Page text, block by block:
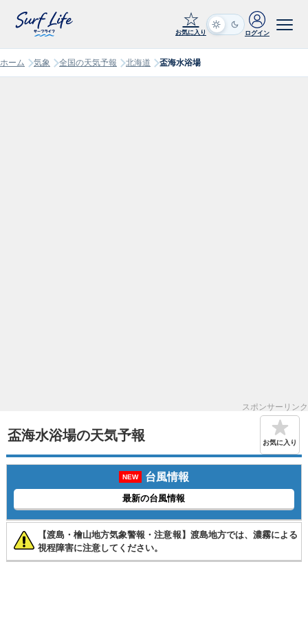
☆
お気に入り ログイン
ホーム 気象 全国の天気予報 北海道 盃海水浴場
スポンサーリンク
盃海水浴場の天気予報 お気に入り
NEW 台風情報
最新の台風情報
【渡島・檜山地方気象警報・注意報】渡島地方では、濃霧による
視程障害に注意してください。